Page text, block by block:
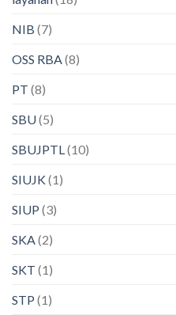
NIB (7)
OSS RBA(8)
PT (8)
SBU(5)
SBUJPTL(10)
SIUJK(1)
SIUP (3)
SKA(2)
SKT (1)
STP (1)